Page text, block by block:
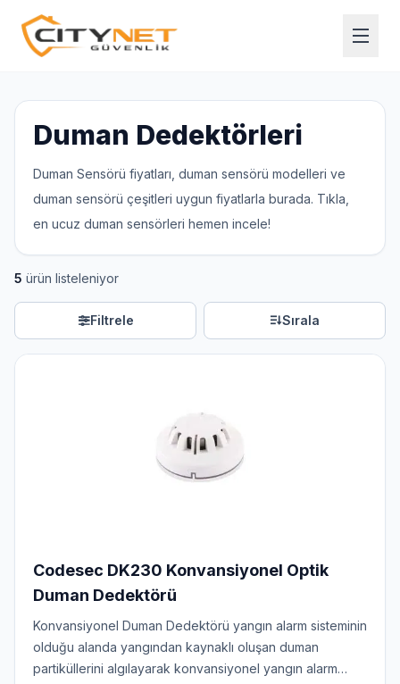
Duman Dedektörleri
Duman Sensörü fiyatları, duman sensörü modelleri ve
duman sensörü çeşitleri uygun fiyatlarla burada. Tıkla,
en ucuz duman sensörleri hemen incele!
5 ürün listeleniyor
Filtrele Sırala
Codesec DK230 Konvansiyonel Optik
Duman Dedektörü
Konvansiyonel Duman Dedektörü yangın alarm sisteminin
olduğu alanda yangından kaynaklı oluşan duman
partiküllerini algılayarak konvansiyonel yangın alarm